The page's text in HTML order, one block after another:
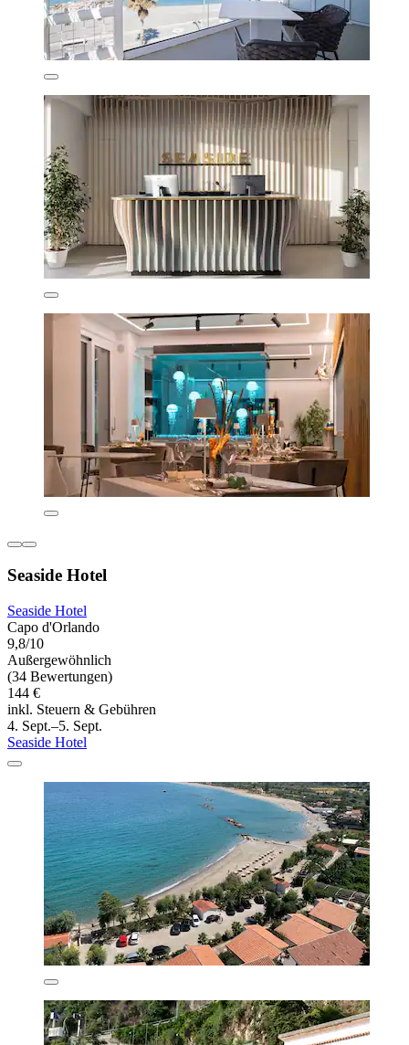
Seaside Hotel
Seaside Hotel
Capo d'Orlando
9,8/10
Außergewöhnlich
(34 Bewertungen)
144 €
inkl. Steuern & Gebühren
4. Sept.–5. Sept.
Seaside Hotel